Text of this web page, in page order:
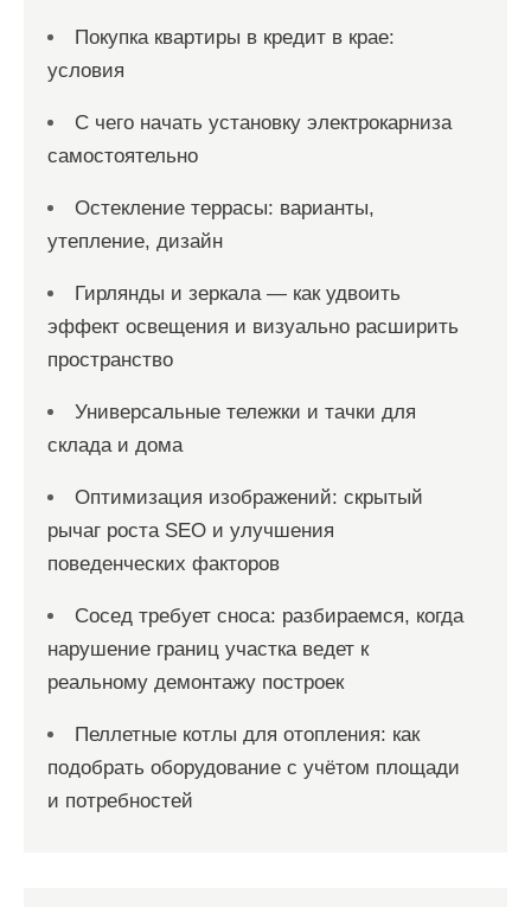
Покупка квартиры в кредит в крае:
условия
С чего начать установку электрокарниза
самостоятельно
Остекление террасы: варианты,
утепление, дизайн
Гирлянды и зеркала — как удвоить
эффект освещения и визуально расширить
пространство
Универсальные тележки и тачки для
склада и дома
Оптимизация изображений: скрытый
рычаг роста SEO и улучшения
поведенческих факторов
Сосед требует сноса: разбираемся, когда
нарушение границ участка ведет к
реальному демонтажу построек
Пеллетные котлы для отопления: как
подобрать оборудование с учётом площади
и потребностей